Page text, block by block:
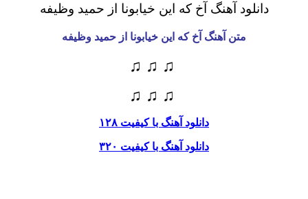
دانلود آهنگ آخ که این خیابونا از حمید وظیفه
متن آهنگ آخ که این خیابونا از حمید وظیفه
♫ ♫ ♫
♫ ♫ ♫
دانلود آهنگ با کیفیت ۱۲۸
دانلود آهنگ با کیفیت ۳۲۰